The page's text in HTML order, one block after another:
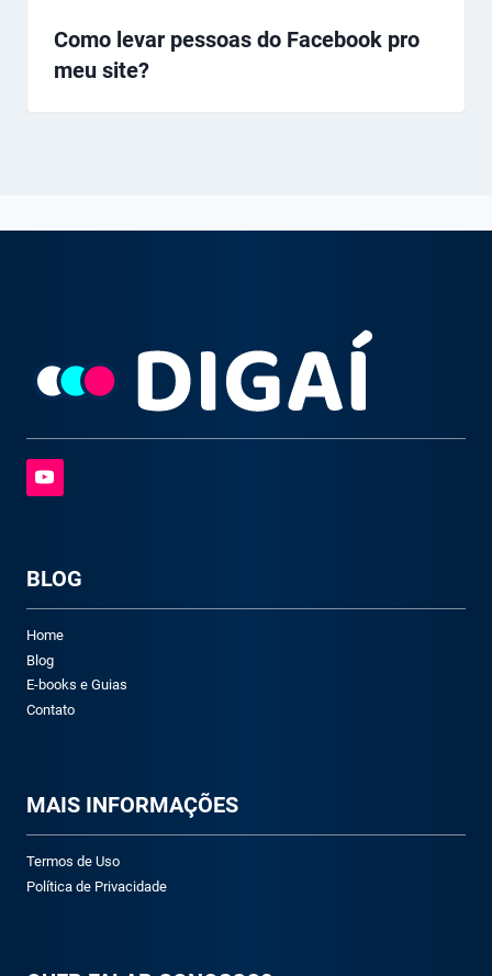
Como levar pessoas do Facebook pro
meu site?
BLOG
Home
Blog
E-books e Guias
Contato
MAIS INFORMAÇÕES
Termos de Uso
Política de Privacidade